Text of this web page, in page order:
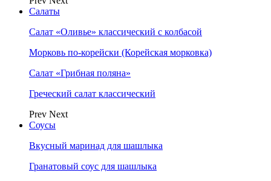
Салаты
Салат «Оливье» классический с колбасой
Морковь по-корейски (Корейская морковка)
Салат «Грибная поляна»
Греческий салат классический
Prev Next
Соусы
Вкусный маринад для шашлыка
Гранатовый соус для шашлыка